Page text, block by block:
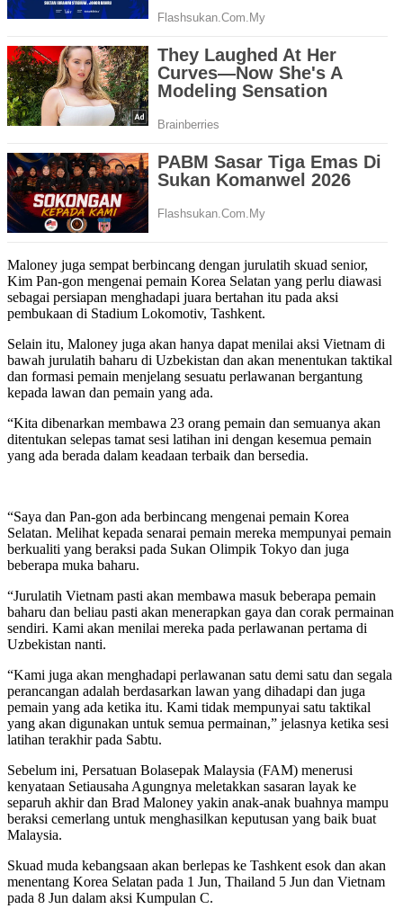
Maloney juga sempat berbincang dengan jurulatih skuad senior,
Kim Pan-gon mengenai pemain Korea Selatan yang perlu diawasi
sebagai persiapan menghadapi juara bertahan itu pada aksi
pembukaan di Stadium Lokomotiv, Tashkent.
Selain itu, Maloney juga akan hanya dapat menilai aksi Vietnam di
bawah jurulatih baharu di Uzbekistan dan akan menentukan taktikal
dan formasi pemain menjelang sesuatu perlawanan bergantung
kepada lawan dan pemain yang ada.
“Kita dibenarkan membawa 23 orang pemain dan semuanya akan
ditentukan selepas tamat sesi latihan ini dengan kesemua pemain
yang ada berada dalam keadaan terbaik dan bersedia.
“Saya dan Pan-gon ada berbincang mengenai pemain Korea
Selatan. Melihat kepada senarai pemain mereka mempunyai pemain
berkualiti yang beraksi pada Sukan Olimpik Tokyo dan juga
beberapa muka baharu.
“Jurulatih Vietnam pasti akan membawa masuk beberapa pemain
baharu dan beliau pasti akan menerapkan gaya dan corak permainan
sendiri. Kami akan menilai mereka pada perlawanan pertama di
Uzbekistan nanti.
“Kami juga akan menghadapi perlawanan satu demi satu dan segala
perancangan adalah berdasarkan lawan yang dihadapi dan juga
pemain yang ada ketika itu. Kami tidak mempunyai satu taktikal
yang akan digunakan untuk semua permainan,” jelasnya ketika sesi
latihan terakhir pada Sabtu.
Sebelum ini, Persatuan Bolasepak Malaysia (FAM) menerusi
kenyataan Setiausaha Agungnya meletakkan sasaran layak ke
separuh akhir dan Brad Maloney yakin anak-anak buahnya mampu
beraksi cemerlang untuk menghasilkan keputusan yang baik buat
Malaysia.
Skuad muda kebangsaan akan berlepas ke Tashkent esok dan akan
menentang Korea Selatan pada 1 Jun, Thailand 5 Jun dan Vietnam
pada 8 Jun dalam aksi Kumpulan C.